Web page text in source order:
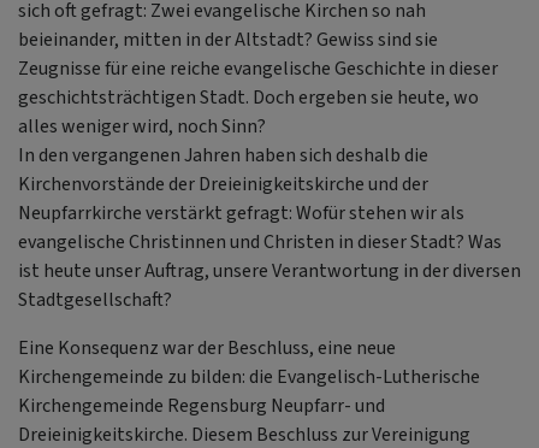
sich oft gefragt: Zwei evangelische Kirchen so nah
beieinander, mitten in der Altstadt? Gewiss sind sie
Zeugnisse für eine reiche evangelische Geschichte in dieser
geschichtsträchtigen Stadt. Doch ergeben sie heute, wo
alles weniger wird, noch Sinn?
In den vergangenen Jahren haben sich deshalb die
Kirchenvorstände der Dreieinigkeitskirche und der
Neupfarrkirche verstärkt gefragt: Wofür stehen wir als
evangelische Christinnen und Christen in dieser Stadt? Was
ist heute unser Auftrag, unsere Verantwortung in der diversen
Stadtgesellschaft?
Eine Konsequenz war der Beschluss, eine neue
Kirchengemeinde zu bilden: die Evangelisch-Lutherische
Kirchengemeinde Regensburg Neupfarr- und
Dreieinigkeitskirche. Diesem Beschluss zur Vereinigung